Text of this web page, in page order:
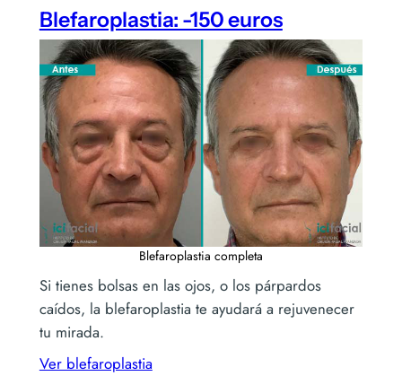
Blefaroplastia: -150 euros
Blefaroplastia completa
Si tienes bolsas en las ojos, o los párpardos
caídos, la blefaroplastia te ayudará a rejuvenecer
tu mirada.
Ver blefaroplastia